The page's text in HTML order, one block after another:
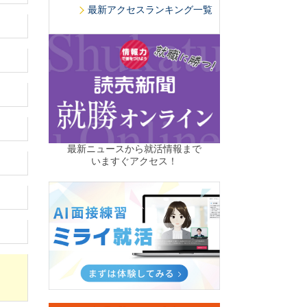
最新アクセスランキング一覧
最新ニュースから就活情報まで
いますぐアクセス！